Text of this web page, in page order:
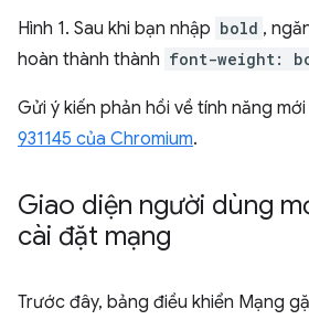
Hình 1. Sau khi bạn nhập bold ,
hoàn thành thành font-weight:
Gửi ý kiến phản hồi về tính năng
931145 của Chromium.
Giao diện người dùng
cài đặt mạng
Trước đây, bảng điều khiển Mạng